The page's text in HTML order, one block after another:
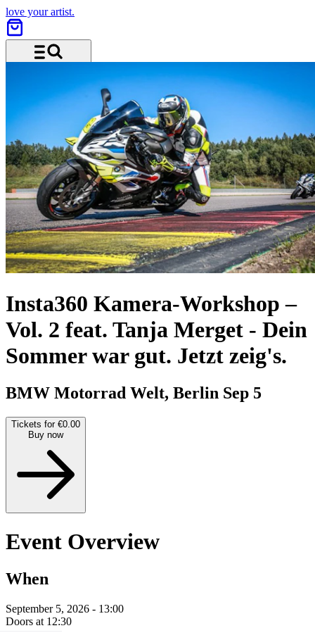
love your artist.
Insta360 Kamera-Workshop –
Vol. 2 feat. Tanja Merget - Dein
Sommer war gut. Jetzt zeig's.
BMW Motorrad Welt, Berlin Sep 5
Tickets for €0.00
Buy now
Event Overview
When
September 5, 2026 - 13:00
Doors at 12:30